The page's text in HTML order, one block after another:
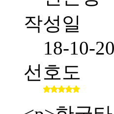
작성일
18-10-20
선호도